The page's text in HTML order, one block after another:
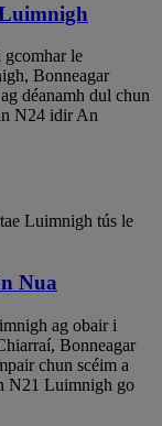
le
Bonneagar
déanamh dul chun
N24 idir An
Luimnigh tús le
Nua
ag obair i
Bonneagar
chun scéim a
N21 Luimnigh go